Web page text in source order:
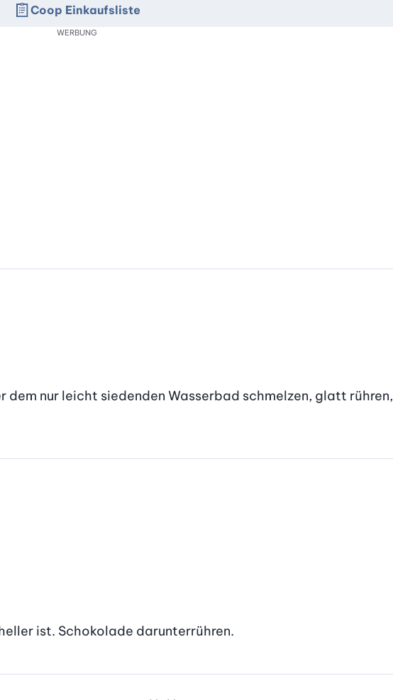
nur leicht siedenden Wasserbad schmelzen, glatt rühren,
ist. Schokolade darunterrühren.
Coop Einkaufsliste
WERBUNG